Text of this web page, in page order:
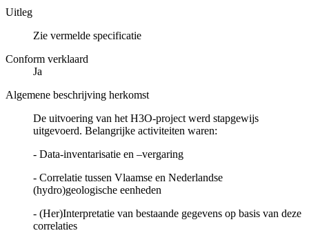
Uitleg
Zie vermelde specificatie
Conform verklaard
Ja
Algemene beschrijving herkomst
De uitvoering van het H3O-project werd stapgewijs
uitgevoerd. Belangrijke activiteiten waren:
- Data-inventarisatie en –vergaring
- Correlatie tussen Vlaamse en Nederlandse
(hydro)geologische eenheden
- (Her)Interpretatie van bestaande gegevens op basis van deze
correlaties